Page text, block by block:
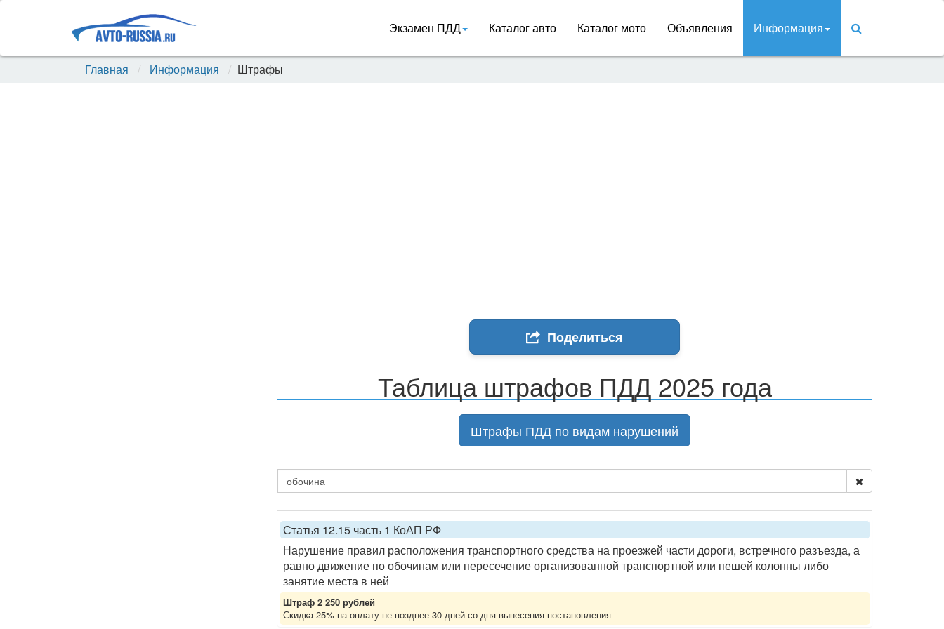
Экзамен ПДД Каталог авто Каталог мото Объявления Информация
Главная Информация Штрафы
Поделиться
Таблица штрафов ПДД 2025 года
Штрафы ПДД по видам нарушений
Статья 12.15 часть 1 КоАП РФ
Нарушение правил расположения транспортного средства на проезжей части дороги, встречного разъезда, а
равно движение по обочинам или пересечение организованной транспортной или пешей колонны либо
занятие места в ней
Штраф 2 250 рублей
Скидка 25% на оплату не позднее 30 дней со дня вынесения постановления